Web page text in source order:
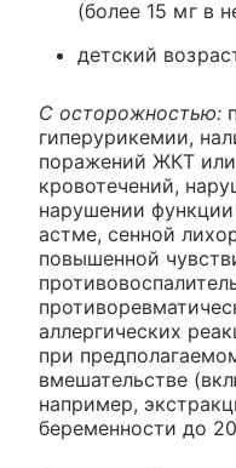
(более 15 мг в
детский
С осторожностью:
гиперурикемии,
поражений ЖКТ
кровотечений,
нарушении
астме, сенной
повышенной
аллергических
при
вмешательстве
например,
беременности до